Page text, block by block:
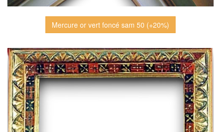
Mercure or vert foncé sam 50 (+20%)